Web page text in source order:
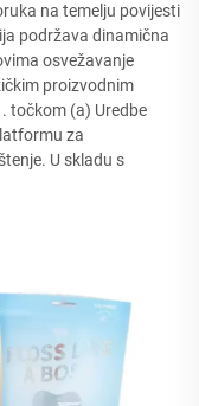
na temelju povijesti
podržava dinamična
osvežavanje
proizvodnim
točkom (a) Uredbe
za
U skladu s